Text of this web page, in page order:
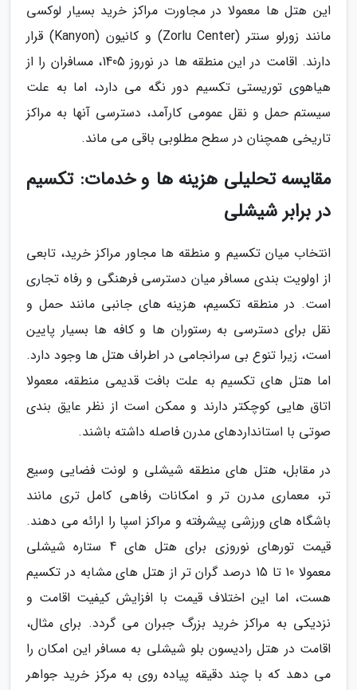
این هتل ها معمولا در مجاورت مراکز خرید بسیار لوکسی
مانند زورلو سنتر (Zorlu Center) و کانیون (Kanyon) قرار
دارند. اقامت در این منطقه ها در نوروز 1405، مسافران را از
هیاهوی توریستی تکسیم دور نگه می دارد، اما به علت
سیستم حمل و نقل عمومی کارآمد، دسترسی آنها به مراکز
تاریخی همچنان در سطح مطلوبی باقی می ماند.
مقایسه تحلیلی هزینه ها و خدمات: تکسیم
در برابر شیشلی
انتخاب میان تکسیم و منطقه ها مجاور مراکز خرید، تابعی
از اولویت بندی مسافر میان دسترسی فرهنگی و رفاه تجاری
است. در منطقه تکسیم، هزینه های جانبی مانند حمل و
نقل برای دسترسی به رستوران ها و کافه ها بسیار پایین
است، زیرا تنوع بی سرانجامی در اطراف هتل ها وجود دارد.
اما هتل های تکسیم به علت بافت قدیمی منطقه، معمولا
اتاق هایی کوچکتر دارند و ممکن است از نظر عایق بندی
صوتی با استانداردهای مدرن فاصله داشته باشند.
در مقابل، هتل های منطقه شیشلی و لونت فضایی وسیع
تر، معماری مدرن تر و امکانات رفاهی کامل تری مانند
باشگاه های ورزشی پیشرفته و مراکز اسپا را ارائه می دهند.
قیمت تورهای نوروزی برای هتل های 4 ستاره شیشلی
معمولا 10 تا 15 درصد گران تر از هتل های مشابه در تکسیم
هست، اما این اختلاف قیمت با افزایش کیفیت اقامت و
نزدیکی به مراکز خرید بزرگ جبران می گردد. برای مثال،
اقامت در هتل رادیسون بلو شیشلی به مسافر این امکان را
می دهد که با چند دقیقه پیاده روی به مرکز خرید جواهر